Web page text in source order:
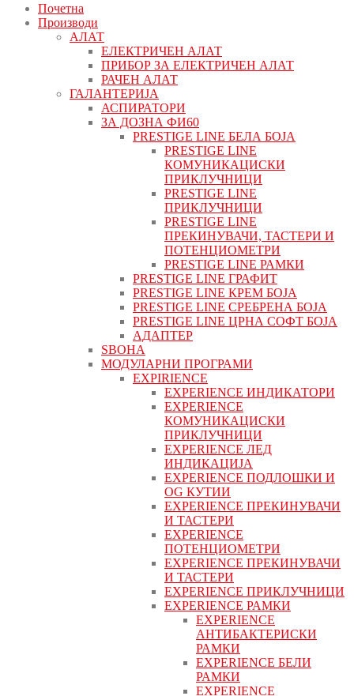
Почетна
Производи
АЛАТ
ЕЛЕКТРИЧЕН АЛАТ
ПРИБОР ЗА ЕЛЕКТРИЧЕН АЛАТ
РАЧЕН АЛАТ
ГАЛАНТЕРИЈА
АСПИРАТОРИ
ЗА ДОЗНА ФИ60
PRESTIGE LINE БЕЛА БОЈА
PRESTIGE LINE
КОМУНИКАЦИСКИ
ПРИКЛУЧНИЦИ
PRESTIGE LINE
ПРИКЛУЧНИЦИ
PRESTIGE LINE
ПРЕКИНУВАЧИ, ТАСТЕРИ И
ПОТЕНЦИОМЕТРИ
PRESTIGE LINE РАМКИ
PRESTIGE LINE ГРАФИТ
PRESTIGE LINE КРЕМ БОЈА
PRESTIGE LINE СРЕБРЕНА БОЈА
PRESTIGE LINE ЦРНА СОФТ БОЈА
АДАПТЕР
ЅВОНА
МОДУЛАРНИ ПРОГРАМИ
EXPIRIENCE
EXPERIENCE ИНДИКАТОРИ
EXPERIENCE
КОМУНИКАЦИСКИ
ПРИКЛУЧНИЦИ
EXPERIENCE ЛЕД
ИНДИКАЦИЈА
EXPERIENCE ПОДЛОШКИ И
OG КУТИИ
EXPERIENCE ПРЕКИНУВАЧИ
И ТАСТЕРИ
EXPERIENCE
ПОТЕНЦИОМЕТРИ
EXPERIENCE ПРЕКИНУВАЧИ
И ТАСТЕРИ
EXPERIENCE ПРИКЛУЧНИЦИ
EXPERIENCE РАМКИ
EXPERIENCE
АНТИБАКТЕРИСКИ
РАМКИ
EXPERIENCE БЕЛИ
РАМКИ
EXPERIENCE